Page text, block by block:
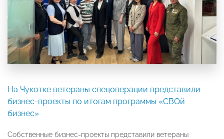
На Чукотке ветераны спецоперации представили
бизнес-проекты по итогам программы «СВОй
бизнес»
Собственные бизнес-проекты представили ветераны